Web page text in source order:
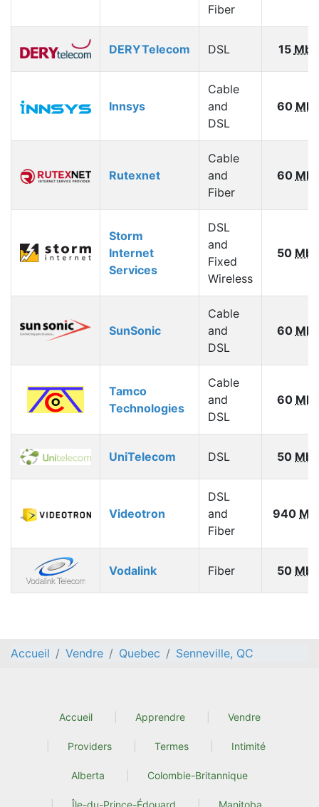
Fiber
DERYTelecom DSL 15
Innsys
Cable
and
DSL
60
Rutexnet
Cable
and
Fiber
60
Storm
Internet
Services
DSL
and
Fixed
Wireless
50
SunSonic
Cable
and
DSL
60
Tamco
Technologies
Cable
and
DSL
60
UniTelecom DSL 50
Videotron
DSL
and
Fiber
940
Vodalink Fiber 50
Accueil Vendre Quebec Senneville, QC
Accueil Apprendre Vendre
Providers Termes Intimité
Alberta Colombie-Britannique
Île-du-Prince-Édouard Manitoba